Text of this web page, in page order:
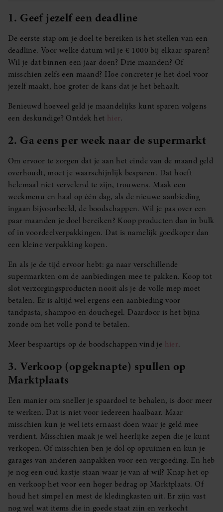
1. Geef jezelf een deadline
De eerste stap om je doel te bereiken is het stellen van een
deadline. Voor welke datum wil je € 1000 bij elkaar sparen?
Wil je dat binnen een jaar doen? Drie maanden? Of
misschien zelfs een maand? Hoe concreter je het doel voor
jezelf maakt, hoe groter de kans dat je het behaalt.
Benieuwd hoeveel geld je maandelijks kunt sparen volgens
een deskundige? Ontdek het hier.
2. Ga eens per week naar de supermarkt
Om ervoor te zorgen dat je aan het einde van de maand geld
overhoudt, moet je waarschijnlijk besparen. Dat hoeft
helemaal niet vervelend te zijn, trouwens. Maak een
weekmenu en haal op één dag, als de nieuwe aanbieding
ingaan bijvoorbeeld, de boodschappen. Wil je pas over een
paar maanden je doel bereiken? Koop producten dan in bulk
of in voordeelverpakkingen. Dat is namelijk goedkoper dan
een kleine verpakking kopen.
En als je de tijd ervoor hebt: ga naar verschillende
supermarkten om de aanbiedingen mee te pakken. Koop tot
slot verzorgingsproducten nooit als je de volle mep moet
betalen. Er is altijd wel ergens een aanbieding voor
tandpasta, shampoo en douchegel. Daardoor is het bijna
zonde om het volle pond te betalen.
Meer bespaartips op de boodschappen vind je hier.
3. Verkoop (opgeknapte) spullen op
Marktplaats
Een manier om sneller je spaardoel te behalen, is door meer
te werken. Dat is niet voor iedereen haalbaar. Maar
misschien kun je wel iets ernaast doen waar je geld mee
verdient. Misschien maak je wel heerlijke zepen die je kunt
verkopen. Of misschien ben je dol op opruimen en kun je
garages van anderen aanpakken voor een vergoeding. En heb
je nog een oud kastje staan waar je van af wil? Knap het op
en verkoop het voor een hoger bedrag op Marktplaats. Of
houd het simpel en mest de kledingkasten uit. Er zijn vast
nog wel wat items die in goede staat zijn en verkocht